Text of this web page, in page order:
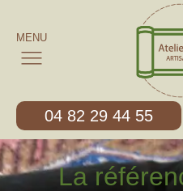
MENU
04 82 29 44 55
La